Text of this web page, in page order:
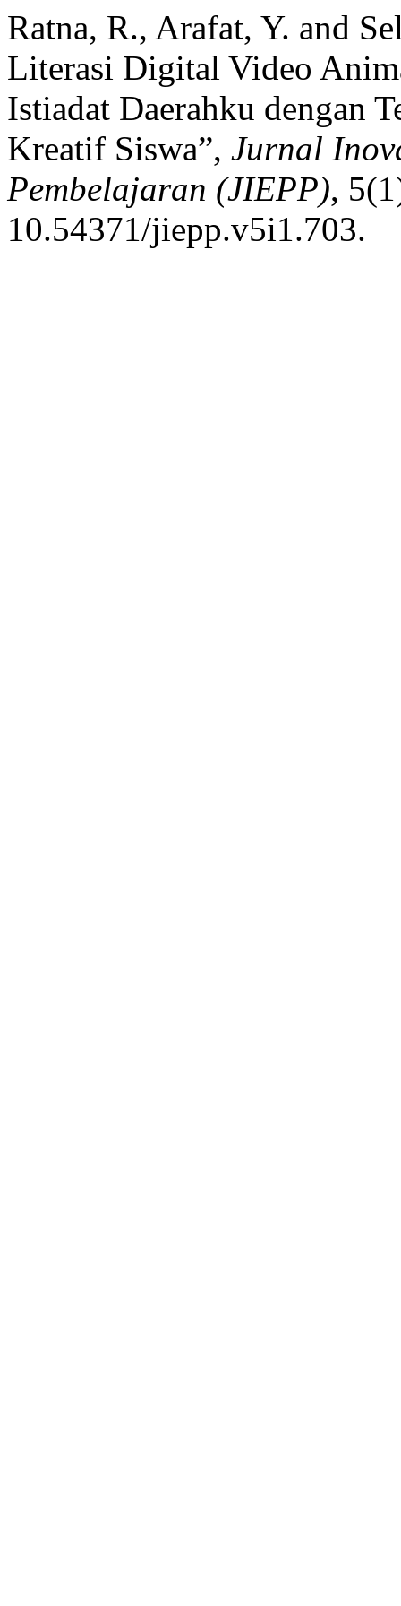
Ratna, R., Arafat, Y. and
Literasi Digital Video
Istiadat Daerahku dengan
Kreatif Siswa”, Jurnal
Pembelajaran (JIEPP),
10.54371/jiepp.v5i1.703.